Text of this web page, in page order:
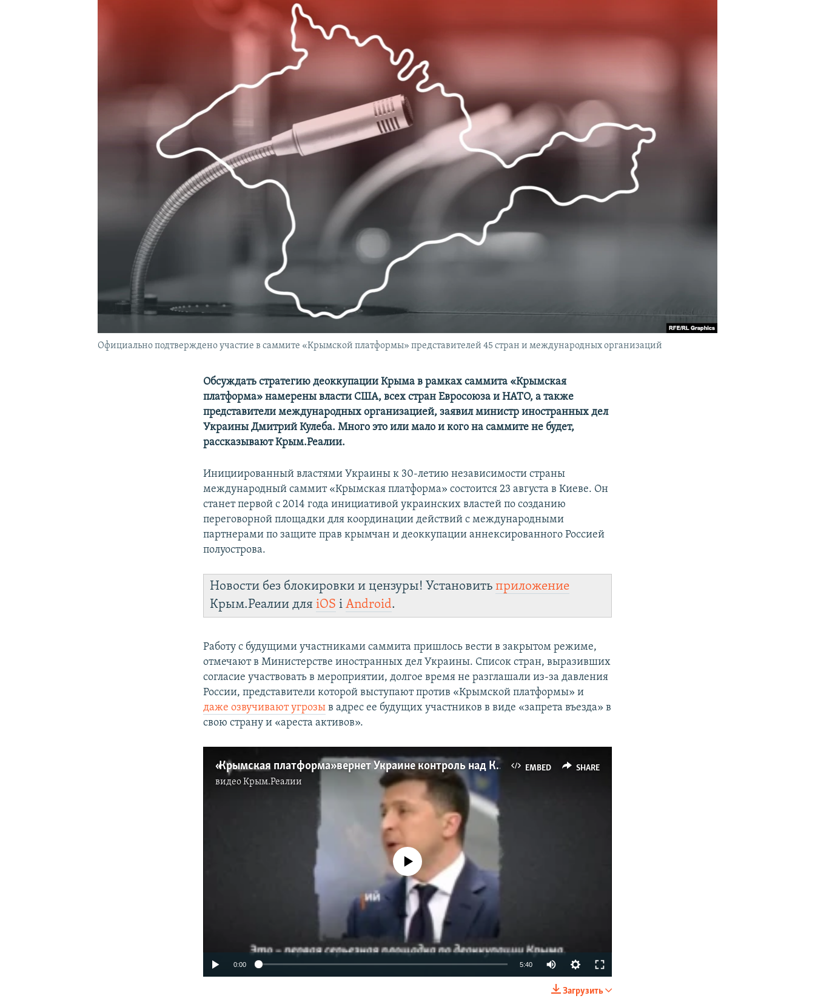
Официально подтверждено участие в саммите «Крымской платформы» представителей 45 стран и международных организаций
Обсуждать стратегию деоккупации Крыма в рамках саммита «Крымская
платформа» намерены власти США, всех стран Евросоюза и НАТО, а также
представители международных организацией, заявил министр иностранных дел
Украины Дмитрий Кулеба. Много это или мало и кого на саммите не будет,
рассказывают Крым.Реалии.
Инициированный властями Украины к 30-летию независимости страны
международный саммит «Крымская платформа» состоится 23 августа в Киеве. Он
станет первой с 2014 года инициативой украинских властей по созданию
переговорной площадки для координации действий с международными
партнерами по защите прав крымчан и деоккупации аннексированного Россией
полуострова.
Новости без блокировки и цензуры! Установитьприложение
Крым.Реалии дляiOS іAndroid.
Работу с будущими участниками саммита пришлось вести в закрытом режиме,
отмечают в Министерстве иностранных дел Украины. Список стран, выразивших
согласие участвовать в мероприятии, долгое время не разглашали из-за давления
России, представители которой выступают против «Крымской платформы» и
даже озвучивают угрозы в адрес ее будущих участников в виде «запрета въезда» в
свою страну и «ареста активов».
EMBED SHARE
«Крымская платформа» вернет Украине контроль над Крымом? | Эксплейнер Крым.Реалии (видео)
видеоКрым.Реалии
SHARE
No media source currently available
0:00 5:40
Загрузить